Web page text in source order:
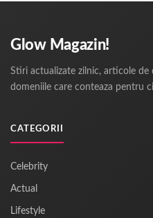
Glow Magazin!
Stiri actualizate zilnic, articole
domeniile care conteaza pentru
CATEGORII
Celebrity
Actual
Lifestyle